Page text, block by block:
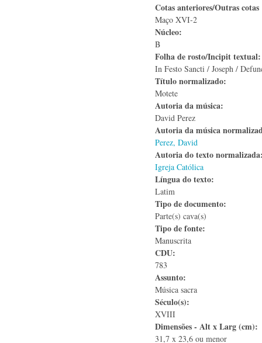
Cotas anteriores/Outras
Maço XVI-2
Núcleo:
B
Folha de rosto/Incipit
In Festo Sancti / Joseph /
Título normalizado:
Motete
Autoria da música:
David Perez
Autoria da música
Perez, David
Autoria do texto
Igreja Católica
Língua do texto:
Latim
Tipo de documento:
Parte(s) cava(s)
Tipo de fonte:
Manuscrita
CDU:
783
Assunto:
Música sacra
Século(s):
XVIII
Dimensões - Alt x Larg (cm):
31,7 x 23,6 ou menor